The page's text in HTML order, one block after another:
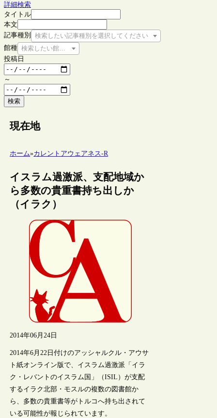
詳細検索
タイトル
本文
記事種別
検索したい記事種別を選択してください
館種 検索したい館種を選択してください
投稿日
～
検索
現在地
ホーム»カレントアウェアネス-R
イスラム過激派、支配地域か
ら多数の貴重書持ち出しか
（イラク）
2014年06月24日
2014年6月22日付けのアッシャルクル・アウサ
ト紙オンライン版で、イスラム過激派「イラ
ク・レバントのイスラム国」（ISIL）が支配
するイラク北部・モスルの複数の図書館か
ら、多数の貴重書等がトルコへ持ち出されて
いる可能性が報じられています。